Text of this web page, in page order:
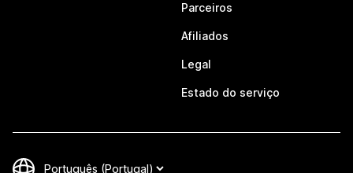
Parceiros
Afiliados
Legal
Estado do serviço